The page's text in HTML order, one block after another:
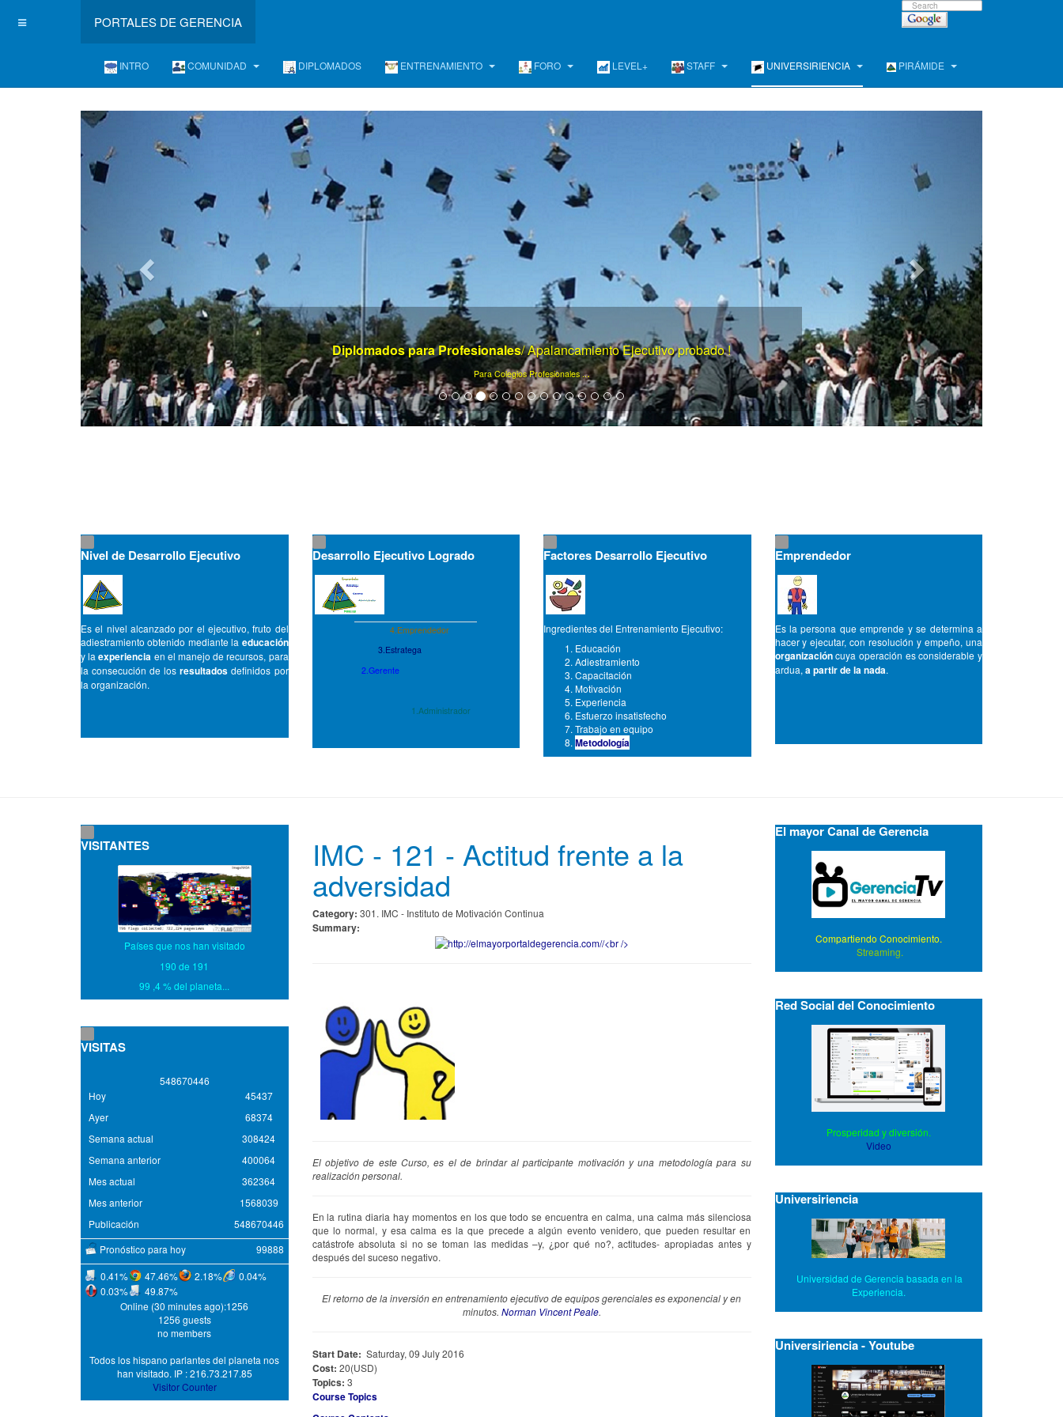
PORTALES DE GERENCIA
INTRO COMUNIDAD DIPLOMADOS ENTRENAMIENTO FORO LEVEL+ STAFF UNIVERSIRIENCIA PIRÁMIDE
www . el mayor portal de gerencia . com
Ya son más de 75000 artículos de gerencia ...
Nivel de Desarrollo Ejecutivo
Es el nivel alcanzado por el ejecutivo, fruto del
adiestramiento obtenido mediante la educación
y laexperiencia en el manejo de recursos, para
la consecución de losresultados definidos por
la organización.
Desarrollo Ejecutivo Logrado
4.Emprendedor
3.Estratega
2.Gerente
1.Administrador
Factores Desarrollo Ejecutivo
Ingredientes del Entrenamiento Ejecutivo:
Educación
Adiestramiento
Capacitación
Motivación
Experiencia
Esfuerzo insatisfecho
Trabajo en equipo
Metodología
Emprendedor
Es la persona que emprende y se determina a
hacer y ejecutar, con resolución y empeño, una
organizacióncuya operación es considerable y
ardua, a partir de la nada.
IMC - 121 - Actitud frente a la
adversidad
Category: 301. IMC - Instituto de Motivación Continua
Summary:
El objetivo de este Curso, es el de brindar al participante motivación y una metodología para su
realización personal.
En la rutina diaria hay momentos en los que todo se encuentra en calma, una calma más silenciosa
que lo normal, y esa calma es la que precede a algún evento venidero, que pueden resultar en
catástrofe absoluta si no se toman las medidas –y, ¿por qué no?, actitudes- apropiadas antes y
después del suceso negativo.
El retorno de la inversión en entrenamiento ejecutivo de equipos gerenciales es exponencial y en
minutos. Norman Vincent Peale.
Start Date: Saturday, 09 July 2016
Cost: 20(USD)
Topics: 3
Course Topics
VISITANTES
Países que nos han visitado
190 de 191
99 ,4 % del planeta...
VISITAS
548670446
Hoy
Ayer
Semana actual
Semana anterior
Mes actual
Mes anterior
Publicación
45437
68374
308424
400064
362364
1568039
548670446
Pronóstico para hoy
99888
0.41%
47.46% 2.18%
0.04%
0.03%
49.87%
Online (30 minutes ago):1256
1256 guests
no members
Todos los hispano parlantes del planeta nos
han visitado. IP : 216.73.217.85
Visitor Counter
El mayor Canal de Gerencia
Compartiendo Conocimiento.
Streaming.
Red Social del Conocimiento
Prosperidad y diversión.
Video
Universiriencia
Universidad de Gerencia basada en la
Experiencia.
Universiriencia - Youtube